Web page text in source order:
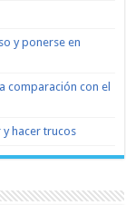
y ponerse en
comparación con el
y hacer trucos